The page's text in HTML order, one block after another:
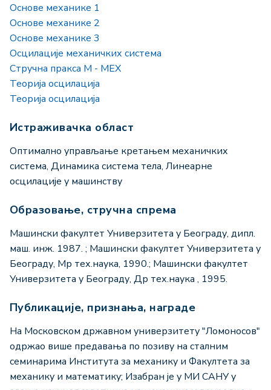
Основе механике 1
Основе механике 2
Основе механике 3
Осцилације механичких система
Стручна пракса М - МЕХ
Теорија осцилација
Теорија осцилација
Истраживачка област
Оптимално управљање кретањем механичких
система, Динамика система тела, Линеарне
осцилације у машинству
Образовање, стручна спрема
Машински факултет Универзитета у Београду, дипл.
маш. инж. 1987. ; Машински факултет Универзитета у
Београду, Мр тех.наука, 1990.; Машински факултет
Универзитета у Београду, Др тех.наука , 1995.
Публикације, признања, награде
На Московском државном универзитету "Ломоносов"
одржао више предавања по позиву на сталним
семинарима Института за механику и Факултета за
механику и математику; Изабран је у МИ САНУ у